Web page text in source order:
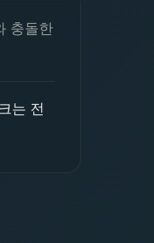
충돌한
는 전